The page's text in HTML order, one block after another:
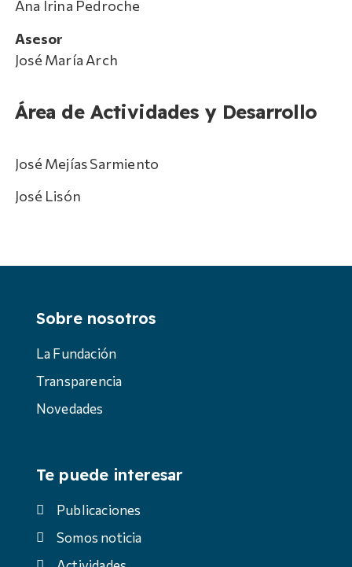
Ana Irina Pedroche
Asesor
José María Arch
Área de Actividades y Desarrollo
José Mejías Sarmiento
José Lisón
Sobre nosotros
La Fundación
Transparencia
Novedades
Te puede interesar
Publicaciones
Somos noticia